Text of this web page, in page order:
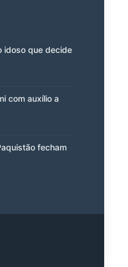
idoso que decide
com auxílio a
fecham